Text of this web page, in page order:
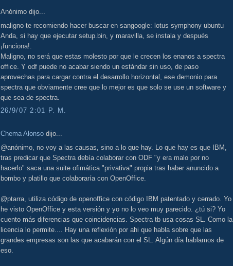
Anónimo dijo...
maligno te recomiendo hacer buscar en sangoogle: lotus symphony ubuntu
Anda, si hay que ejecutar setup.bin, y maravilla, se instala y después
¡funciona!.
Maligno, no será que estas molesto por que le crecen los enanos a spectra
office. Y odf puede no acabar siendo un estándar sin uso, de paso
aprovechas para cargar contra el desarrollo horizontal, ese demonio para
spectra que obviamente cree que lo mejor es que solo se use un software y
que sea de spectra.
26/9/07 2:01 P. M.
Chema Alonso dijo...
@anónimo, no voy a las causas, sino a lo que hay. Lo que hay es que IBM,
tras predicar que Spectra debía colaborar con ODF "y era malo por no
hacerlo" saca una suite ofimática "privativa" propia tras haber anuncido a
bombo y platillo que colaboraría con OpenOffice.
@ptarra, utiliza código de openoffice con código IBM patentado y cerrado. Yo
he visto OpenOffice y esta versión y yo no lo veo muy parecido. ¿tú si? Yo
cuento más diferencias que coincidencias. Spectra tb usa cosas SL. Como la
licencia lo permite.... Hay una reflexión por ahi que habla sobre que las
grandes empresas son las que acabarán con el SL. Algún día hablamos de
eso.